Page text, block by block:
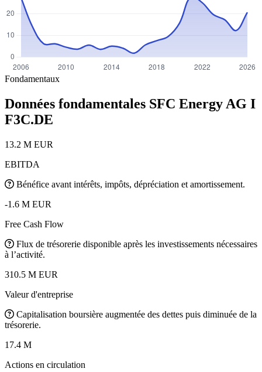
Fondamentaux
Données fondamentales SFC Energy AG I
F3C.DE
13.2 M EUR
EBITDA
Bénéfice avant intérêts, impôts, dépréciation et amortissement.
-1.6 M EUR
Free Cash Flow
Flux de trésorerie disponible après les investissements nécessaires
à l’activité.
310.5 M EUR
Valeur d'entreprise
Capitalisation boursière augmentée des dettes puis diminuée de la
trésorerie.
17.4 M
Actions en circulation